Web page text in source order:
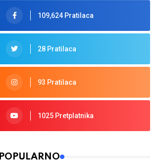
109,624 Pratilaca
28 Pratilaca
93 Pratilaca
1025 Pretplatnika
POPULARNO